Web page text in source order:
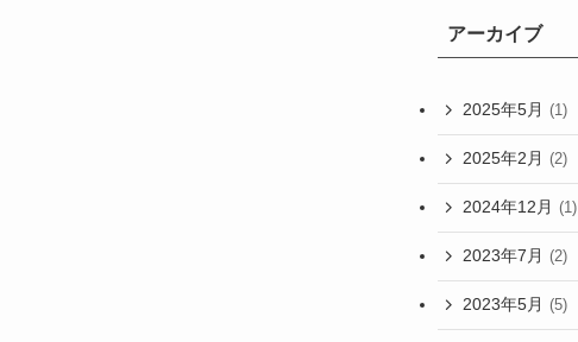
アーカイブ
2025年5月 (1)
2025年2月 (2)
2024年12月 (1)
2023年7月 (2)
2023年5月 (5)